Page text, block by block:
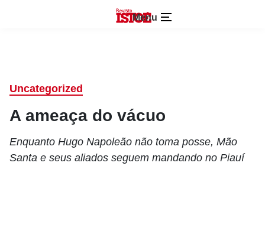
Menu
Uncategorized
A ameaça do vácuo
Enquanto Hugo Napoleão não toma posse, Mão
Santa e seus aliados seguem mandando no Piauí